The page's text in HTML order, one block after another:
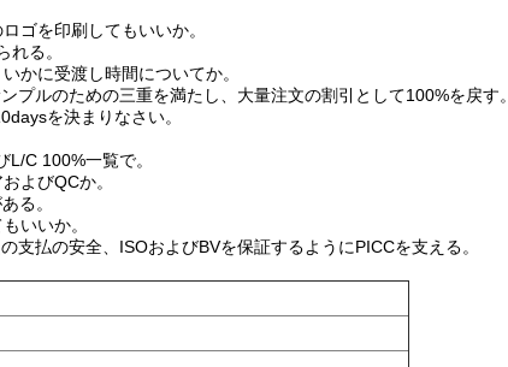
ゴを印刷してもいいか。
る。
かに受渡し時間についてか。
プルのための三重を満たし、大量注文の割引として100%を戻す。
を決まりなさい。
C 100%一覧で。
よびQCか。
る。
いいか。
支払の安全、ISOおよびBVを保証するようにPICCを支える。